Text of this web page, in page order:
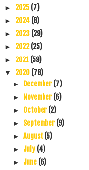
► 2025 (7)
► 2024 (8)
► 2023 (29)
► 2022(25)
► 2021 (59)
▼ 2020 (78)
► December(7)
► November(6)
► October(2)
► September(9)
► August (5)
► July (4)
► June (6)